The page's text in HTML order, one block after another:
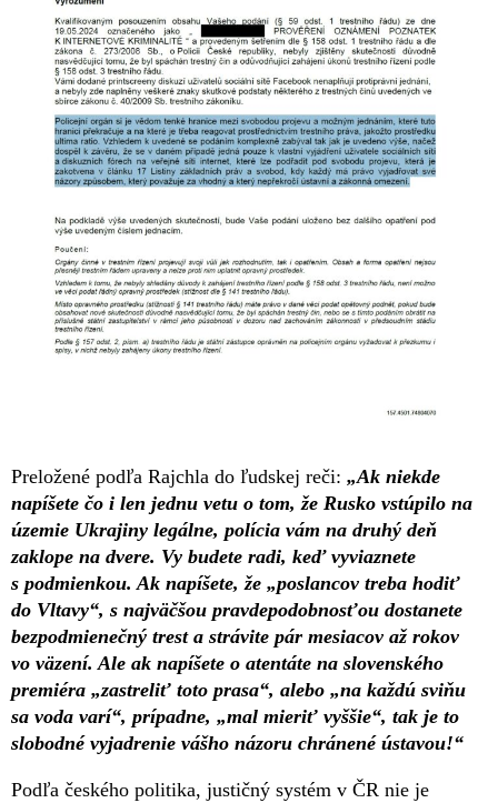
Preložené podľa Rajchla do ľudskej reči: „Ak niekde
napíšete čo i len jednu vetu o tom, že Rusko vstúpilo na
územie Ukrajiny legálne, polícia vám na druhý deň
zaklope na dvere. Vy budete radi, keď vyviaznete
s podmienkou. Ak napíšete, že „poslancov treba hodiť
do Vltavy“, s najväčšou pravdepodobnosťou dostanete
bezpodmienečný trest a strávite pár mesiacov až rokov
vo väzení. Ale ak napíšete o atentáte na slovenského
premiéra „zastreliť toto prasa“, alebo „na každú sviňu
sa voda varí“, prípadne, „mal mieriť vyššie“, tak je to
slobodné vyjadrenie vášho názoru chránené ústavou!“
Podľa českého politika, justičný systém v ČR nie je